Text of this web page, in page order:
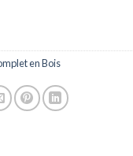
en Bois